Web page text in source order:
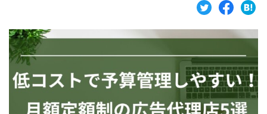
お問い合わせ